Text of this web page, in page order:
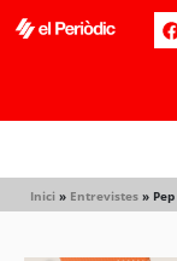
Inici » Entrevistes »